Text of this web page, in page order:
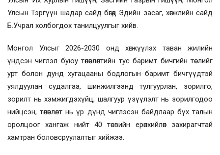
Улсын Тэргүүн шадар сайд бөгөөд Эдийн засаг, хөгжлийн сайд
Б.Учрал холбогдох танилцуулгыг хийв.
Монгол Улсыг 2026-2030 онд хөгжүүлэх таван жилийн
үндсэн чиглэл буюу төлөвлөлтийн тус баримт бичгийн төслийг
урт болон дунд хугацааны бодлогын баримт бичгүүдтэй
уялдуулан судалгаа, шинжилгээнд тулгуурлан, зорилго,
зорилт нь хэмжигдэхүйц, шалгуур үзүүлэлт нь зорилгодоо
нийцсэн, төлөвлөлт нь үр дүнд чиглэсэн байдлаар бүх талын
оролцоог хангаж нийт 40 төсвийн ерөнхийлөн захирагчтай
хамтран боловсруулалтыг хийжээ.